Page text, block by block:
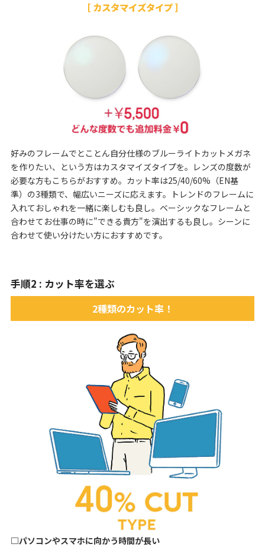
［ カスタマイズタイプ ］
好みのフレームでとことん自分仕様のブルーライトカットメガネ
を作りたい、という方はカスタマイズタイプを。レンズの度数が
必要な方もこちらがおすすめ。カット率は25/40/60%（EN基
準）の3種類で、幅広いニーズに応えます。トレンドのフレームに
入れておしゃれを一緒に楽しむも良し。ベーシックなフレームと
合わせてお仕事の時に"できる貴方"を演出するも良し。シーンに
合わせて使い分けたい方におすすめです。
手順2 : カット率を選ぶ
2種類のカット率！
□パソコンやスマホに向かう時間が長い